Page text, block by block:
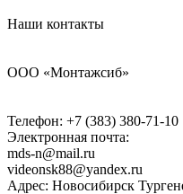
Наши контакты
ООО «Монтажсиб»
Телефон: +7 (383) 380-71-10
Электронная почта:
mds-n@mail.ru
videonsk88@yandex.ru
Адрес: Новосибирск